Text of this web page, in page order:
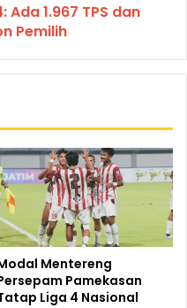
1.967 TPS dan
Pemilih
Mentereng
Pamekasan
Liga 4 Nasional